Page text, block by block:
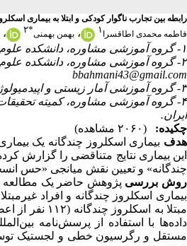
رابطه بین تجارب ناگوار کودکی و ابتلا به بیماری
فاطمه محمدی اطاقسرا ۱ ، بهمن بهمنی*۲ ،
۱- گروه آموزشی مشاوره، دانشکده علوم رفتاری و سلامت روان، دانشگاه علوم توانبخشی و سلامت اجتماعی، تهران، ایران.
۲- گروه آموزشی مشاوره، دانشکده علوم رفتاری و سلامت روان، دانشگاه علوم توانبخشی و سلامت اجتماعی، تهران، ایران. ،
bbahmani43@gmail.com
۳- گروه آموزشی آمار زیستی و اپیدمیولوژی، دانشکده رفاه اجتماعی، دانشگاه علوم توانبخشی و سلامت اجتماعی، تهران، ایران,۳.
۴- گروه آموزشی مشاوره، کمیته
ایران.
چکیده:
(۲۰۶۰ مشاهده)
هدف بیماری اسکلروز چندگانه یک
این بیماری نتایج متناقضی را گزارش
چندگانه» و تعیین نقش میانجی «حس
روش بررسی
داده‌ها با استفاده از پرسش‌نامه